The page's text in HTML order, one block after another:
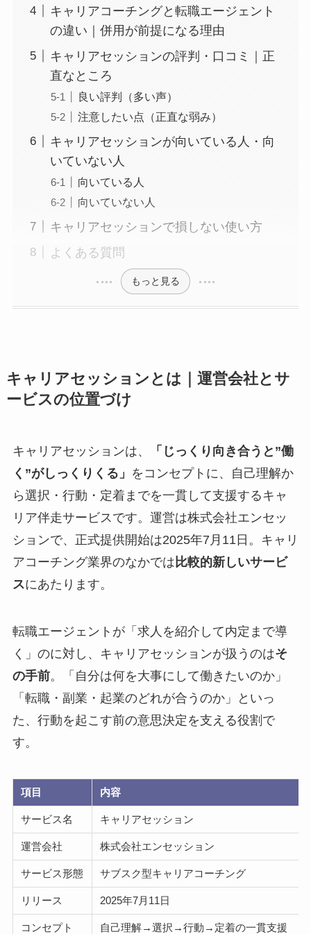
キャリアコーチングと転職エージェント
の違い｜併用が前提になる理由
キャリアセッションの評判・口コミ｜正
直なところ
良い評判（多い声）
注意したい点（正直な弱み）
キャリアセッションが向いている人・向
いていない人
向いている人
向いていない人
キャリアセッションで損しない使い方
よくある質問
もっと見る
キャリアセッションとは｜運営会社とサ
ービスの位置づけ
キャリアセッションは、
「じっくり向き合うと”働
く”がしっくりくる」 をコンセプトに、自己理解か
ら選択・行動・定着までを一貫して支援するキャ
リア伴走サービスです。運営は株式会社エンセッ
ションで、正式提供開始は2025年7月11日。キャリ
アコーチング業界のなかでは 比較的新しいサービ
スにあたります。
転職エージェントが「求人を紹介して内定まで導
く」のに対し、キャリアセッションが扱うのはそ
の手前。「自分は何を大事にして働きたいのか」
「転職・副業・起業のどれが合うのか」といっ
た、行動を起こす前の意思決定を支える役割で
す。
項目 内容
サービス名 キャリアセッション
運営会社 株式会社エンセッション
サービス形態 サブスク型キャリアコーチング
リリース 2025年7月11日
コンセプト 自己理解→選択→行動→定着の一貫支援